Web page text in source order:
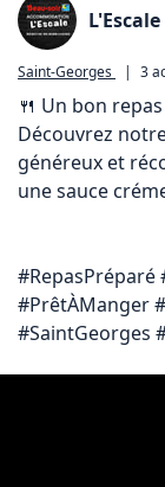
Saint-Georges | 3
🍴 Un bon
Découvrez
généreux et
une sauce
#RepasPréparé
#PrêtÀManger
#SaintGeorges